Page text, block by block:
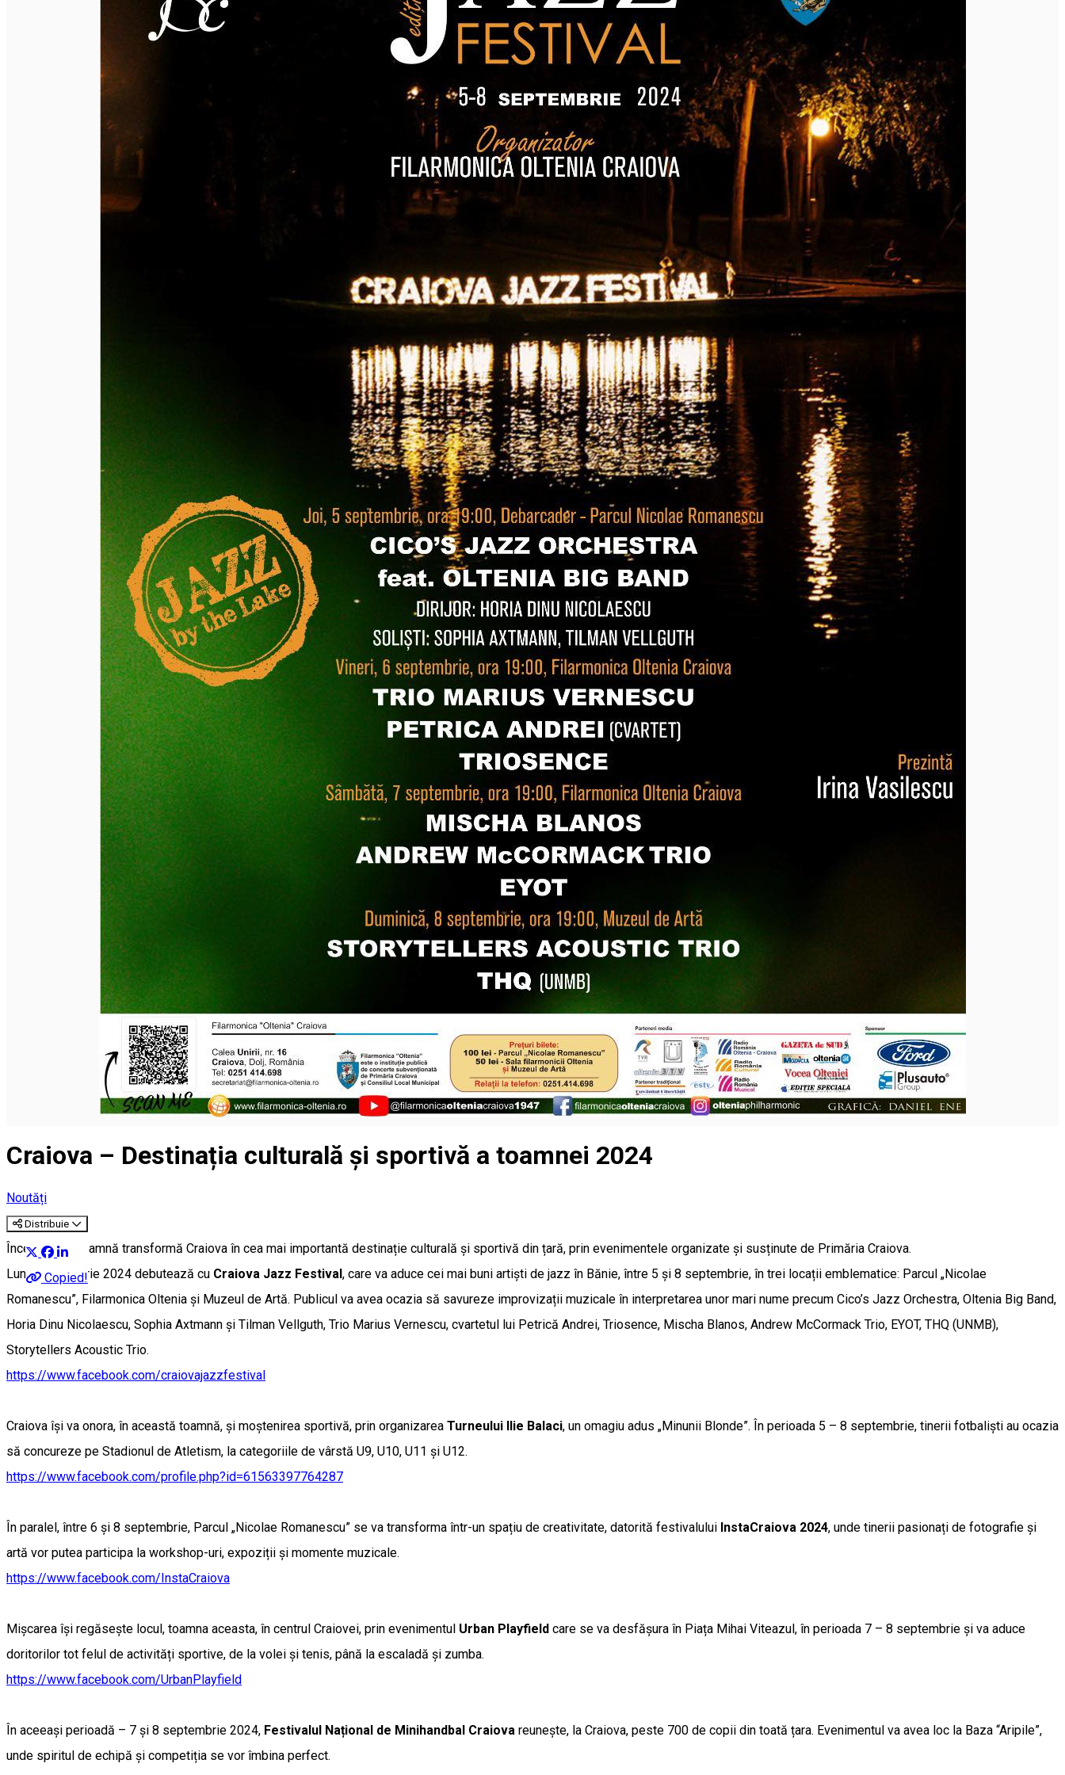
Închirieri biciclete
Încărcare vehicule electrice
Craiova – Destinația culturală și sportivă a toamnei 2024
Noutăți
Distribuie
Copied!
Începutul de toamnă transformă Craiova în cea mai importantă destinație culturală și sportivă din țară, prin evenimentele organizate și susținute de Primăria Craiova.
Luna septembrie 2024 debutează cu Craiova Jazz Festival, care va aduce cei mai buni artiști de jazz în Bănie, între 5 și 8 septembrie, în trei locații emblematice: Parcul „Nicolae
Romanescu”, Filarmonica Oltenia și Muzeul de Artă. Publicul va avea ocazia să savureze improvizații muzicale în interpretarea unor mari nume precum Cico’s Jazz Orchestra, Oltenia Big Band,
Horia Dinu Nicolaescu, Sophia Axtmann și Tilman Vellguth, Trio Marius Vernescu, cvartetul lui Petrică Andrei, Triosence, Mischa Blanos, Andrew McCormack Trio, EYOT, THQ (UNMB),
Storytellers Acoustic Trio.
https://www.facebook.com/craiovajazzfestival
Craiova își va onora, în această toamnă, și moștenirea sportivă, prin organizarea Turneului Ilie Balaci, un omagiu adus „Minunii Blonde”. În perioada 5 – 8 septembrie, tinerii fotbaliști au ocazia
să concureze pe Stadionul de Atletism, la categoriile de vârstă U9, U10, U11 și U12.
https://www.facebook.com/profile.php?id=61563397764287
În paralel, între 6 și 8 septembrie, Parcul „Nicolae Romanescu” se va transforma într-un spațiu de creativitate, datorită festivalului InstaCraiova 2024, unde tinerii pasionați de fotografie și
artă vor putea participa la workshop-uri, expoziții și momente muzicale.
https://www.facebook.com/InstaCraiova
Mișcarea își regăsește locul, toamna aceasta, în centrul Craiovei, prin evenimentul Urban Playfield care se va desfășura în Piața Mihai Viteazul, în perioada 7 – 8 septembrie și va aduce
doritorilor tot felul de activități sportive, de la volei și tenis, până la escaladă și zumba.
https://www.facebook.com/UrbanPlayfield
În aceeași perioadă – 7 și 8 septembrie 2024, Festivalul Național de Minihandbal Craiova reunește, la Craiova, peste 700 de copii din toată țara. Evenimentul va avea loc la Baza “Aripile”,
unde spiritul de echipă și competiția se vor îmbina perfect.